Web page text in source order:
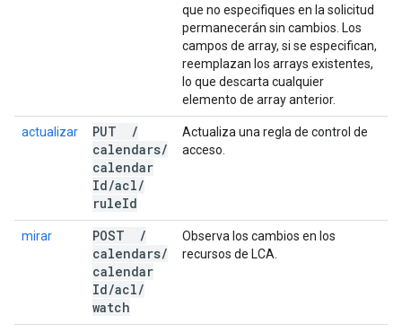
que no especifiques en la solicitud
permanecerán sin cambios. Los
campos de array, si se especifican,
reemplazan los arrays existentes,
lo que descarta cualquier
elemento de array anterior.
actualizar PUT
/
calendars/
calendar
Id/acl/
ruleId
Actualiza una regla de control de
acceso.
mirar POST
/
calendars/
calendar
Id/acl/
watch
Observa los cambios en los
recursos de LCA.